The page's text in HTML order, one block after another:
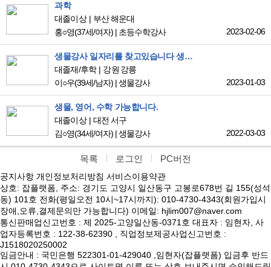
과학
대졸이상
부산 해운대
홍○영(37세/여자) | 초등수학강사 2023-02-06
생물강사 일자리를 찾고있습니다 생명과학 1 2 둘다 가능
대졸재/후학
강원 강릉
이○우(39세/남자) |생물강사 2023-01-03
생물, 영어, 수학 가능합니다.
대졸이상
대전 서구
김○영(34세/여자) |생물강사 2022-03-03
목록 로그인 PC버전
공지사항 개인정보처리방침 서비스이용약관
상호: 잡플랫폼, 주소: 경기도 고양시 일산동구 고봉로678번 길 155(성석
동) 101호 전화(평일오전 10시~17시까지): 010-4730-4343(회원가입시
장애,오류,결제문의만 가능합니다) 이메일: hjlim007@naver.com
통신판매업신고번호 : 제 2025-고양일산동-0371호 대표자 : 임현자, 사
업자등록번호 : 122-38-62390 , 직업정보제공사업신고번호 :
J1518020250002
임금안내 : 국민은행 522301-01-429040 ,임현자(잡플랫폼) 입금후 반드